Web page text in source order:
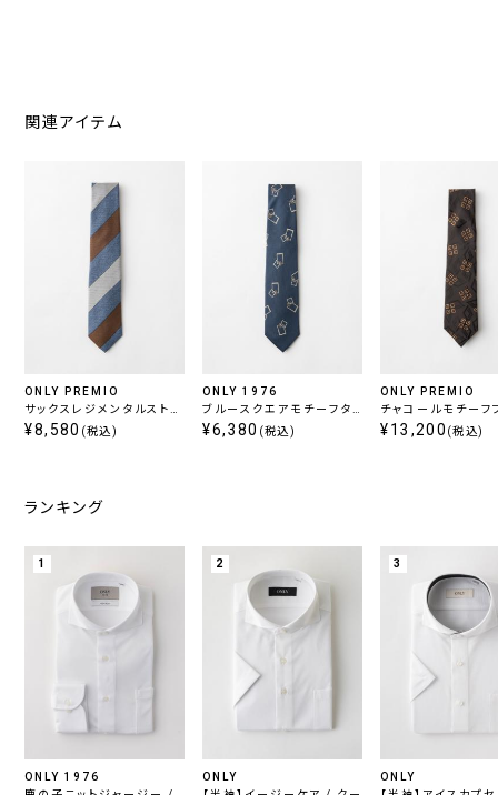
関連アイテム
ONLY PREMIO
サックスレジメンタルストラ
イプタイ
¥8,580 (税込)
ONLY 1976
ブルースクエアモチーフタ
イ
¥6,380 (税込)
ONLY PREMIO
チャコールモチーフ
タイ
¥13,200 (税込)
ランキング
1
ONLY 1976
2
ONLY
3
ONLY